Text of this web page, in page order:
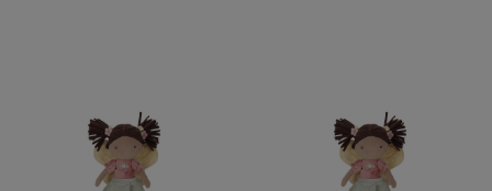
poppenfietsstoel
poppencommode
poppenautostoel